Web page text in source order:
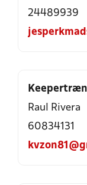
24489939
Raul Rivera
60834131